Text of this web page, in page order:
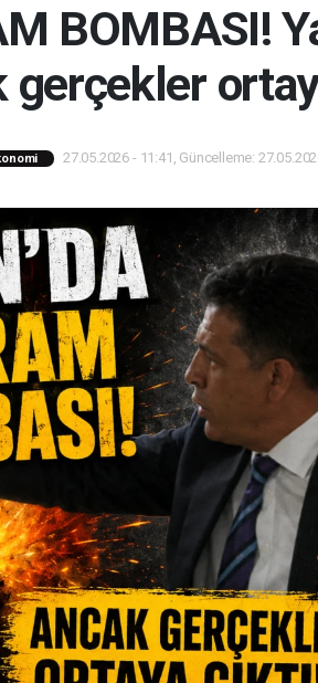
BOMBASI!
gerçekler
27.05.2026 - 11:41, Güncelleme: